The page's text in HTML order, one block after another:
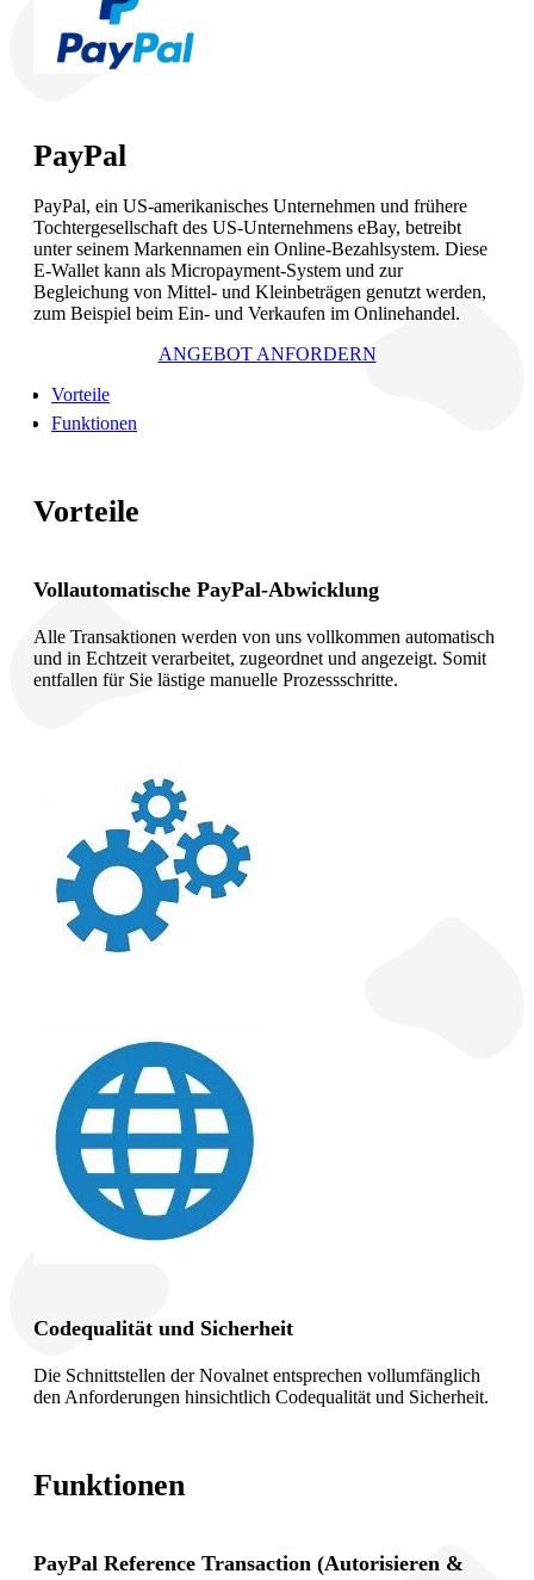
PayPal
PayPal, ein US-amerikanisches Unternehmen und frühere
Tochtergesellschaft des US-Unternehmens eBay, betreibt
unter seinem Markennamen ein Online-Bezahlsystem. Diese
E-Wallet kann als Micropayment-System und zur
Begleichung von Mittel- und Kleinbeträgen genutzt werden,
zum Beispiel beim Ein- und Verkaufen im Onlinehandel.
ANGEBOT ANFORDERN
Vorteile
Funktionen
Vorteile
Vollautomatische PayPal-Abwicklung
Alle Transaktionen werden von uns vollkommen automatisch
und in Echtzeit verarbeitet, zugeordnet und angezeigt. Somit
entfallen für Sie lästige manuelle Prozessschritte.
Codequalität und Sicherheit
Die Schnittstellen der Novalnet entsprechen vollumfänglich
den Anforderungen hinsichtlich Codequalität und Sicherheit.
Funktionen
PayPal Reference Transaction (Autorisieren &